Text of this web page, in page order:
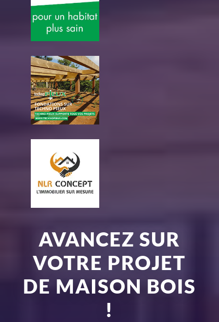
AVANCEZ SUR
VOTRE PROJET
DE MAISON BOIS
!